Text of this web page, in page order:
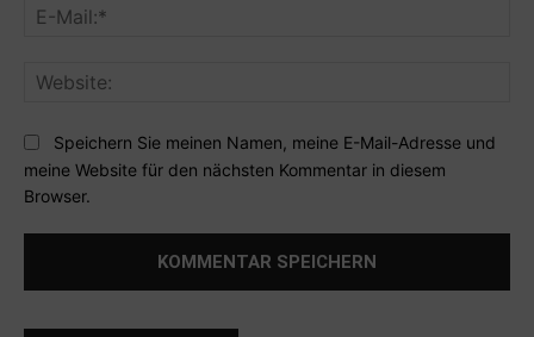
Speichern Sie meinen Namen, meine E-Mail-Adresse und
meine Website für den nächsten Kommentar in diesem
Browser.